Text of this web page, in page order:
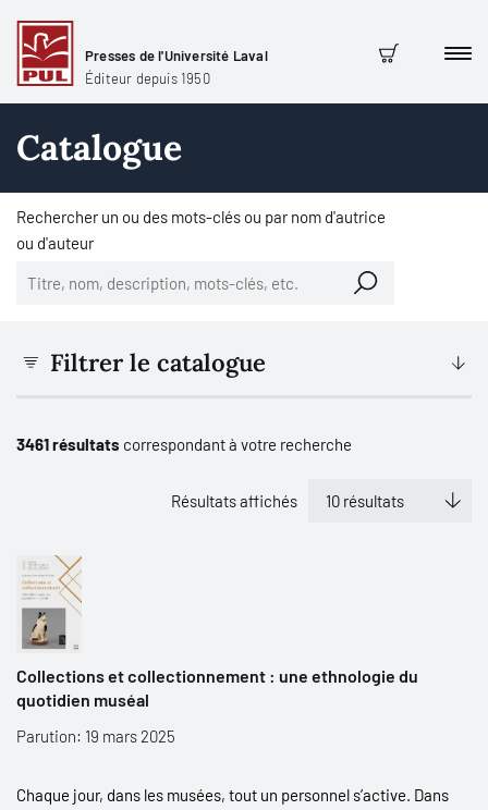
Presses de l'Université Laval
Éditeur depuis 1950
Panier
Catalogue
Rechercher un ou des mots-clés ou par nom d'autrice
ou d'auteur
Filtrer le catalogue
3461 résultats correspondant à votre recherche
Résultats affichés
Collections et collectionnement : une ethnologie du
quotidien muséal
Parution: 19 mars 2025
Chaque jour, dans les musées, tout un personnel s’active. Dans